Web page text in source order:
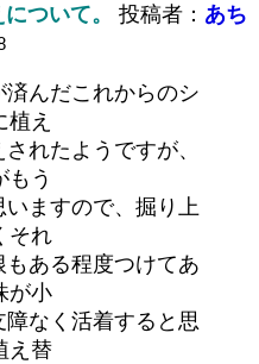
ついて。 投稿者： あち
んだこれからのシ
え
れたようですが、
もう
ますので、掘り上
それ
ある程度つけてあ
が小
なく活着すると思
え替